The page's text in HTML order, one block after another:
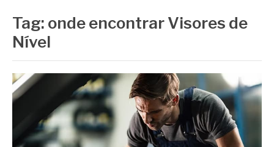
Tag: onde encontrar Visores de
Nível